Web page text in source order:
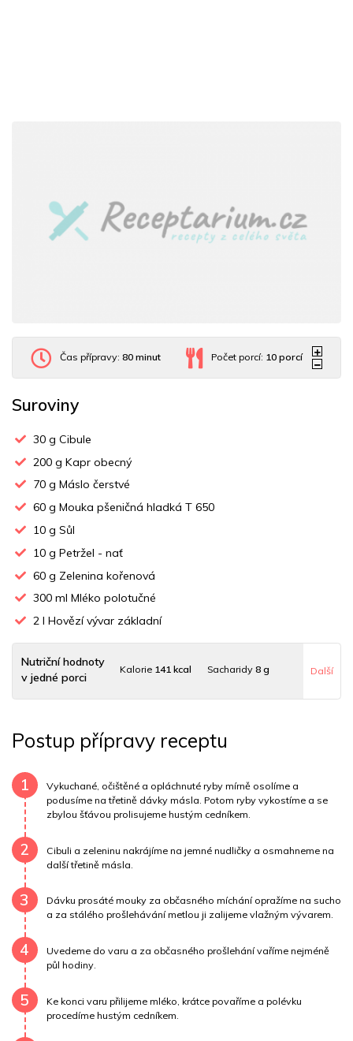
Čas přípravy:80 minut Počet porcí: 10 porcí
Suroviny
30 g Cibule
200 g Kapr obecný
70 g Máslo čerstvé
60 g Mouka pšeničná hladká T 650
10 g Sůl
10 g Petržel - nať
60 g Zelenina kořenová
300 ml Mléko polotučné
2 l Hovězí vývar základní
Nutriční hodnoty
v jedné porci
Kalorie 141 kcal Sacharidy 8 g
Uhlovodany 2 g Cholesterol 24.6 mg
Draslík 207.2 mg Vláknina 804 mg
Vitamín A804 mg Vitamín B60.1 mg
Vitamín B120 mg Vitamín C 3.2 mg
Další
Postup přípravy receptu
1
Vykuchané, očištěné a opláchnuté ryby mírně osolíme a
podusíme na třetině dávky másla. Potom ryby vykostíme a se
zbylou šťávou prolisujeme hustým cedníkem.
2
Cibuli a zeleninu nakrájíme na jemné nudličky a osmahneme na
další třetině másla.
3
Dávku prosáté mouky za občasného míchání opražíme na sucho
a za stálého prošlehávání metlou ji zalijeme vlažným vývarem.
4
Uvedeme do varu a za občasného prošlehání vaříme nejméně
půl hodiny.
5
Ke konci varu přilijeme mléko, krátce povaříme a polévku
procedíme hustým cedníkem.